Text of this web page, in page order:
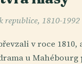
republice, 1810-1992
v roce 1810,
u Mahébourg